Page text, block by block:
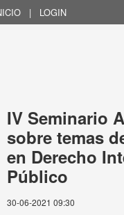
| LOGIN
IV Seminario
sobre temas
en Derecho
Público
30-06-2021 09:30